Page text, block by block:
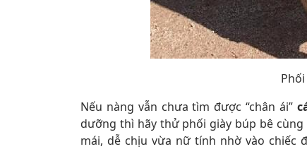
Nếu nàng vẫn chưa tìm được “chân ái”
dưỡng thì hãy thử phối giày búp bê cùng
mái, dễ chịu vừa nữ tính nhờ vào